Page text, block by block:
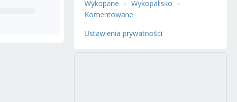
Wykopane
Wykopalisko
Komentowane
Ustawienia prywatności